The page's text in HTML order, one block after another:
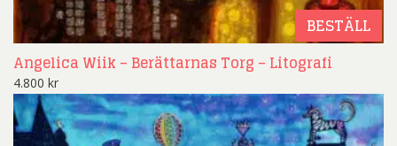
BESTÄLL
Angelica Wiik – Berättarnas Torg – Litografi
4.800 kr